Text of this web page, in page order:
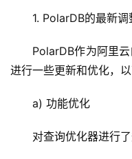
1. PolarDB的最新调
PolarDB作为阿里
进行一些更新和优化，
a) 功能优化
对查询优化器进行